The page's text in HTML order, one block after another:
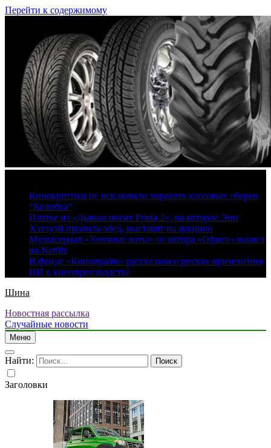
Перейти к содержимому
Кинокритики не исключили хороших кассовых сборов
“Колобка”
Платье из «Дьявол носит Prada 2», на которое Энн
Хэтэуэй пролила обед, выставят на аукцион
Мультсериал «Уличные коты» от автора «Офиса» вышел
на Netflix
В фонде «Кинопрайм» рассказали о рисках применения
ИИ в кинопроизводстве
Шина
Новостная рассылка
Случайные новости
Меню
Найти:
Заголовки